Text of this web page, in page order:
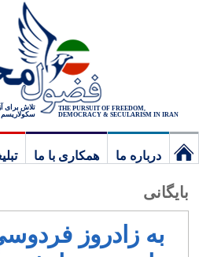
THE PURSUIT OF FREEDOM,
DEMOCRACY & SECULARISM IN IRAN
تلاش برای
سکولاریسم
درباره ما همکاری با ما
بایگانی
به زادروز